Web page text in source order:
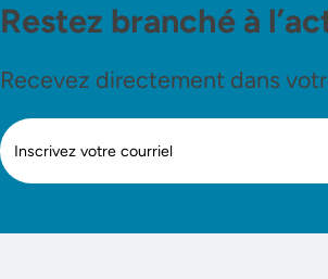
Restez branché à
Recevez directement dans